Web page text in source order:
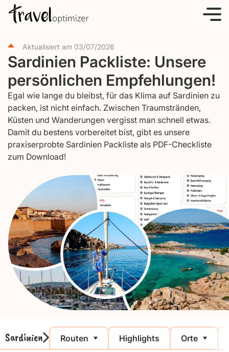
Aktualisiert am 03/07/2026
Sardinien Packliste: Unsere
persönlichen Empfehlungen!
Egal wie lange du bleibst, für das Klima auf Sardinien zu
packen, ist nicht einfach. Zwischen Traumstränden,
Küsten und Wanderungen vergisst man schnell etwas.
Damit du bestens vorbereitet bist, gibt es unsere
praxiserprobte Sardinien Packliste als PDF-Checkliste
zum Download!
Sardinien Routen Highlights Orte